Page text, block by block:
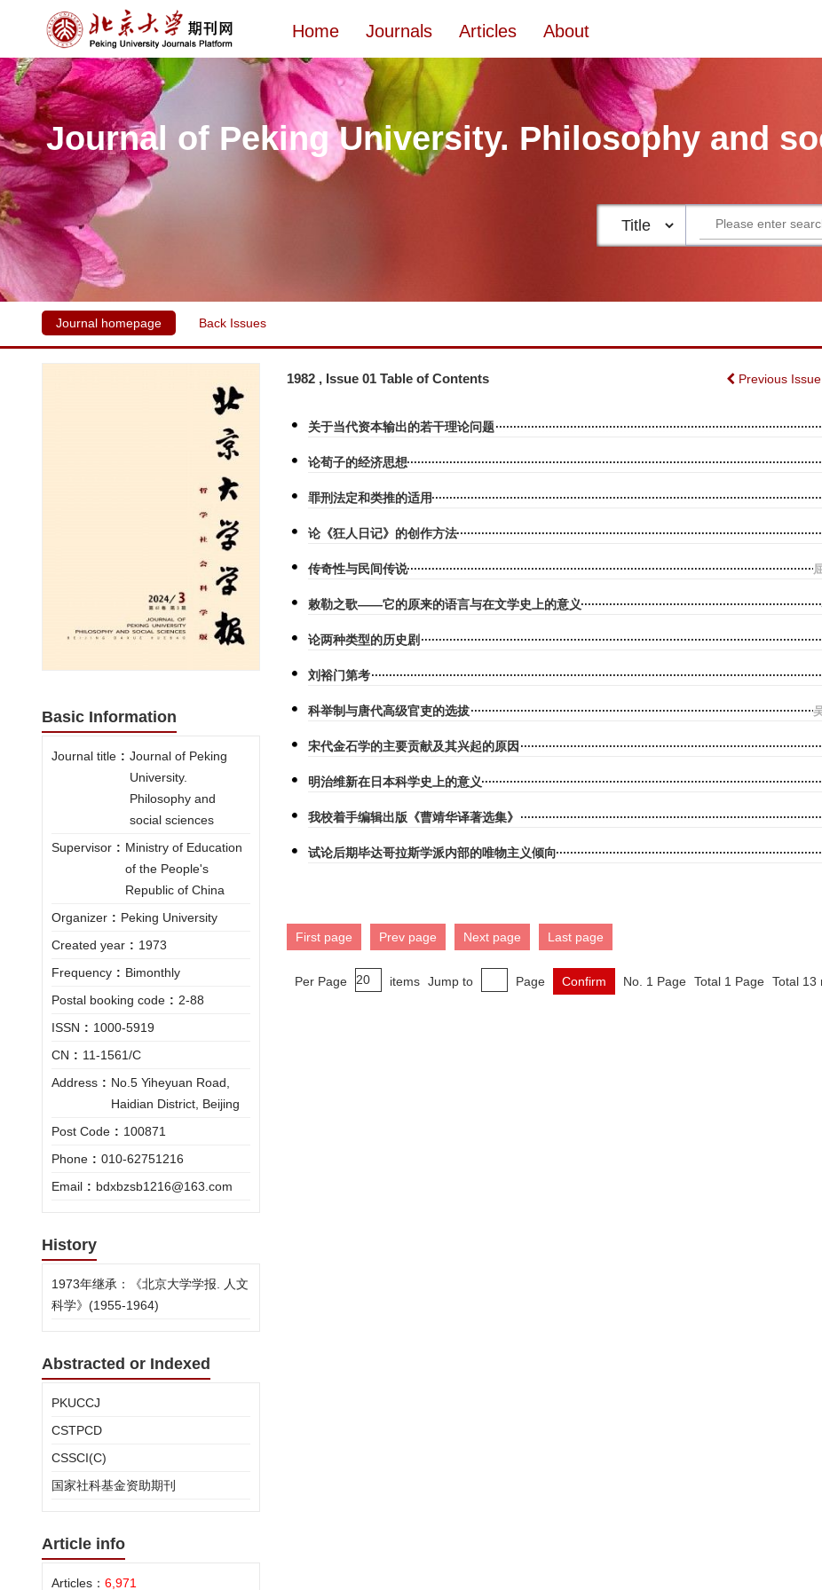
Home Journals Articles About
Journal of Peking University. Philosophy and
Journal homepage Back Issues
Basic Information
Journal title : Journal of Peking
University.
Philosophy and
social sciences
Supervisor : Ministry of Education
of the People's
Republic of China
Organizer : Peking University
Created year : 1973
Frequency : Bimonthly
Postal booking code : 2-88
ISSN : 1000-5919
CN : 11-1561/C
Address : No.5 Yiheyuan Road,
Haidian District, Beijing
Post Code : 100871
Phone : 010-62751216
Email : bdxbzsb1216@163.com
History
1973年继承：《北京大学学报. 人文
科学》(1955-1964)
Abstracted or Indexed
PKUCCJ
CSTPCD
CSSCI(C)
国家社科基金资助期刊
Article info
Articles： 6,971
1982 , Issue 01 Table of Contents Previous Issue
关于当代资本输出的若干理论问题
论荀子的经济思想
罪刑法定和类推的适用
论《狂人日记》的创作方法
传奇性与民间传说
敕勒之歌——它的原来的语言与在文学史上的意义
论两种类型的历史剧
刘裕门第考
科举制与唐代高级官吏的选拔
宋代金石学的主要贡献及其兴起的原因
明治维新在日本科学史上的意义
我校着手编辑出版《曹靖华译著选集》
试论后期毕达哥拉斯学派内部的唯物主义倾向
First page Prev page Next page Last page
Per Page items Jump to Page Confirm No. 1 Page Total 1 Page Total 13